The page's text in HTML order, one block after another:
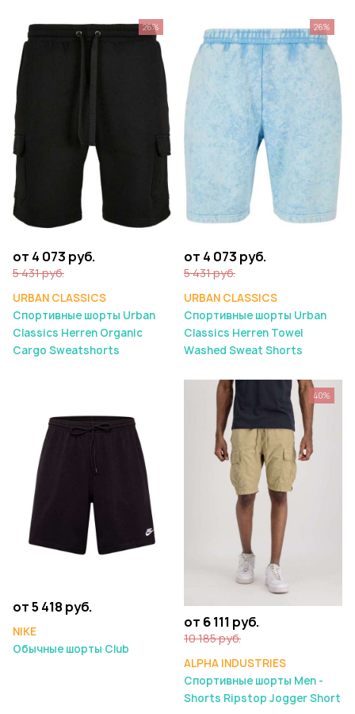
от 4 073 руб.
5 431 руб.
URBAN CLASSICS
Спортивные шорты Urban
Classics Herren Organic
Cargo Sweatshorts
26%
от 4 073 руб.
5 431 руб.
URBAN CLASSICS
Спортивные шорты Urban
Classics Herren Towel
Washed Sweat Shorts
26%
от 5 418 руб.
NIKE
Обычные шорты Club
от 6 111 руб.
10 185 руб.
ALPHA INDUSTRIES
Спортивные шорты Men -
Shorts Ripstop Jogger Short
40%